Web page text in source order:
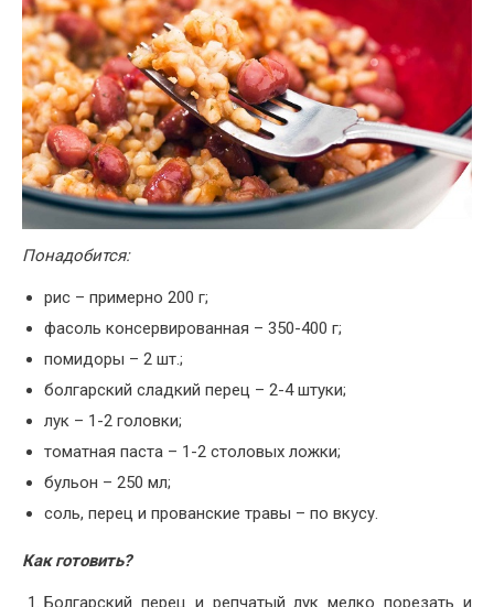
Понадобится:
рис – примерно 200 г;
фасоль консервированная – 350-400 г;
помидоры – 2 шт.;
болгарский сладкий перец – 2-4 штуки;
лук – 1-2 головки;
томатная паста – 1-2 столовых ложки;
бульон – 250 мл;
соль, перец и прованские травы – по вкусу.
Как готовить?
Болгарский перец и репчатый лук мелко порезать и